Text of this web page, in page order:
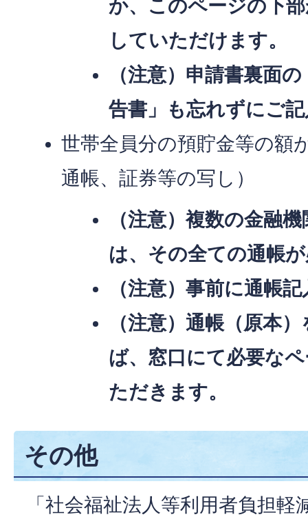
か、このページの下
していただけます。
（注意）申請書裏面
告書」も忘れずにご
世帯全員分の預貯金等の額
通帳、証券等の写し）
（注意）複数の金融
は、その全ての通帳
（注意）事前に通帳
（注意）通帳（原本
ば、窓口にて必要な
ただきます。
その他
「社会福祉法人等利用者負担軽